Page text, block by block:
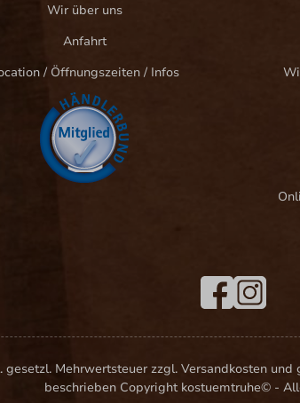
Wir über uns
Anfahrt
/ Öffnungszeiten / Infos
gesetzl. Mehrwertsteuer zzgl. Versandkosten
beschrieben Copyright kostuemtruhe© -